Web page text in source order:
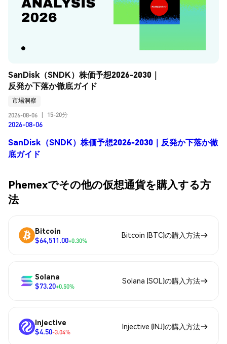
SanDisk（SNDK）株価予想2026-2030｜
反発か下落か徹底ガイド
市場洞察
2026-08-06
15-20分
2026-08-06
SanDisk（SNDK）株価予想2026-2030｜反発か下落か徹
底ガイド
Phemexでその他の仮想通貨を購入する方
法
Bitcoin
$64,511.00+0.30%
Bitcoin (BTC)の購入方法
Solana
$73.20+0.50%
Solana (SOL)の購入方法
Injective
$4.50-3.04%
Injective (INJ)の購入方法